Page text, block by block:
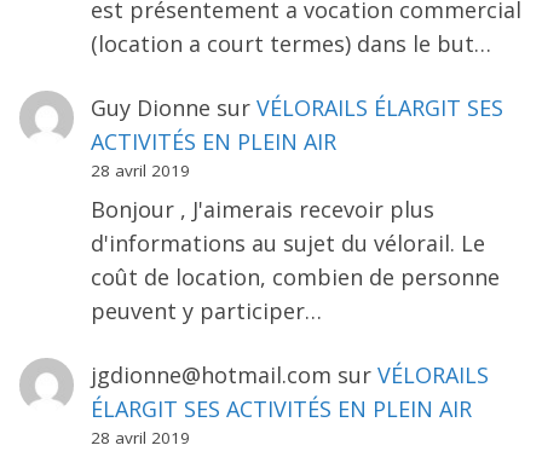
est présentement a vocation commercial
(location a court termes) dans le but…
Guy Dionne sur VÉLORAILS ÉLARGIT SES
ACTIVITÉS EN PLEIN AIR
28 avril 2019
Bonjour , J'aimerais recevoir plus
d'informations au sujet du vélorail. Le
coût de location, combien de personne
peuvent y participer…
jgdionne@hotmail.com sur VÉLORAILS
ÉLARGIT SES ACTIVITÉS EN PLEIN AIR
28 avril 2019